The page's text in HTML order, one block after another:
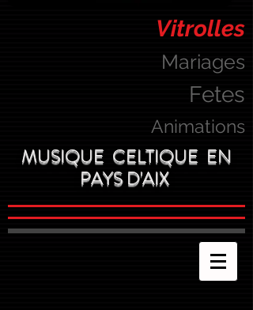
Vitrolles
Mariages
Fetes
Animations
MUSIQUE CELTIQUE EN
PAYS D'AIX